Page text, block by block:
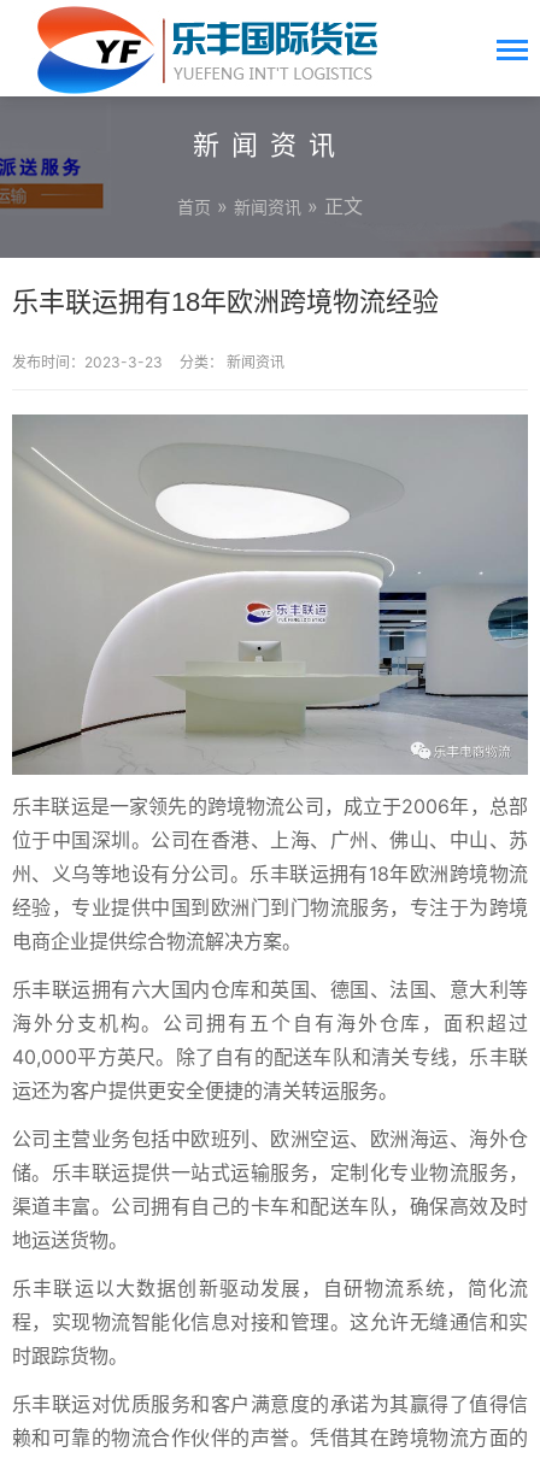
新闻资讯
首页 » 新闻资讯 » 正文
乐丰联运拥有18年欧洲跨境物流经验
发布时间：2023-3-23 分类： 新闻资讯
乐丰联运是一家领先的跨境物流公司，成立于2006年，总部
位于中国深圳。公司在香港、上海、广州、佛山、中山、苏
州、义乌等地设有分公司。乐丰联运拥有18年欧洲跨境物流
经验，专业提供中国到欧洲门到门物流服务，专注于为跨境
电商企业提供综合物流解决方案。
乐丰联运拥有六大国内仓库和英国、德国、法国、意大利等
海外分支机构。公司拥有五个自有海外仓库，面积超过
40,000平方英尺。除了自有的配送车队和清关专线，乐丰联
运还为客户提供更安全便捷的清关转运服务。
公司主营业务包括中欧班列、欧洲空运、欧洲海运、海外仓
储。乐丰联运提供一站式运输服务，定制化专业物流服务，
渠道丰富。公司拥有自己的卡车和配送车队，确保高效及时
地运送货物。
乐丰联运以大数据创新驱动发展，自研物流系统，简化流
程，实现物流智能化信息对接和管理。这允许无缝通信和实
时跟踪货物。
乐丰联运对优质服务和客户满意度的承诺为其赢得了值得信
赖和可靠的物流合作伙伴的声誉。凭借其在跨境物流方面的